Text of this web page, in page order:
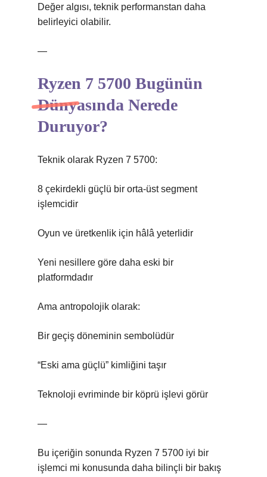
Değer algısı, teknik performanstan daha
belirleyici olabilir.
—
Ryzen 7 5700 Bugünün
Dünyasında Nerede
Duruyor?
Teknik olarak Ryzen 7 5700:
8 çekirdekli güçlü bir orta-üst segment
işlemcidir
Oyun ve üretkenlik için hâlâ yeterlidir
Yeni nesillere göre daha eski bir
platformdadır
Ama antropolojik olarak:
Bir geçiş döneminin sembolüdür
“Eski ama güçlü” kimliğini taşır
Teknoloji evriminde bir köprü işlevi görür
—
Bu içeriğin sonunda Ryzen 7 5700 iyi bir
işlemci mi konusunda daha bilinçli bir bakış